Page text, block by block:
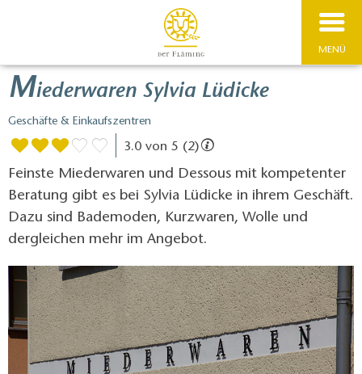
MENÜ
Miederwaren Sylvia Lüdicke
Geschäfte & Einkaufszentren
3.0 von 5 (2)
Feinste Miederwaren und Dessous mit kompetenter
Beratung gibt es bei Sylvia Lüdicke in ihrem Geschäft.
Dazu sind Bademoden, Kurzwaren, Wolle und
dergleichen mehr im Angebot.